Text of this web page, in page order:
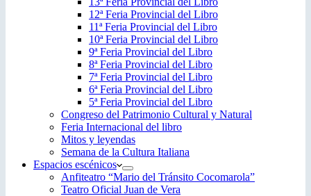
12ª Feria Provincial del Libro
11ª Feria Provincial del Libro
10ª Feria Provincial del Libro
9ª Feria Provincial del Libro
8ª Feria Provincial del Libro
7ª Feria Provincial del Libro
6ª Feria Provincial del Libro
5ª Feria Provincial del Libro
Congreso del Patrimonio Cultural y Natural
Feria Internacional del libro
Mitos y leyendas
Semana de la Cultura Italiana
Espacios escénicos
Anfiteatro “Mario del Tránsito Cocomarola”
Teatro Oficial Juan de Vera